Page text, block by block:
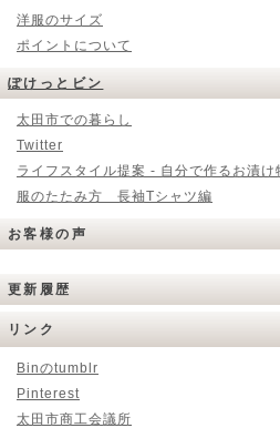
洋服のサイズ
ポイントについて
ぽけっとビン
太田市での暮らし
Twitter
ライフスタイル提案 - 自分で作るお漬け
服のたたみ方 長袖Tシャツ編
お客様の声
更新履歴
リンク
Binのtumblr
Pinterest
太田市商工会議所